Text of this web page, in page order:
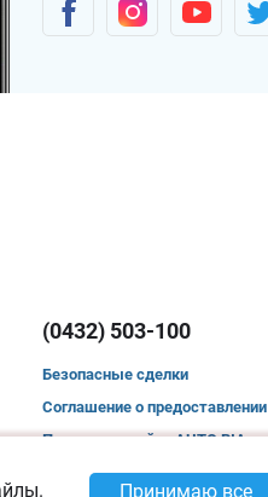
(0432) 503-100
Безопасные сделки
Соглашение о
Помощь по сайту
Политика приватности
Принимаю все